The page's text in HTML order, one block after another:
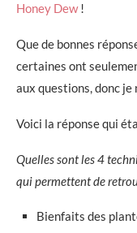
Honey Dew!
Que de bonnes
certaines ont
aux questions, donc
Voici la réponse qui
Quelles sont les 4
qui permettent de
Bienfaits des